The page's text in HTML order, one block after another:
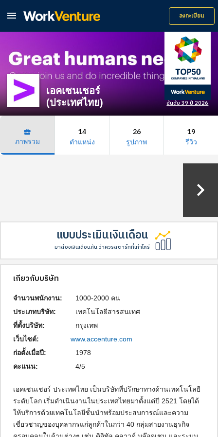
 ลงทะเบียน
อันดับ 39 ปี 2026
เอคเซนเชอร์
(ประเทศไทย)
business_center
ภาพรวม
14
ตำแหน่ง
26
รูปภาพ
19
รีวิว
keyboard_arrow_right
แบบประเมินเงินเดือน
มาส่องเงินเดือนกัน ว่าควรสตาร์ทที่เท่าไหร่
เกี่ยวกับบริษัท
จำนวนพนักงาน:
1000-2000 คน
ประเภทบริษัท:
เทคโนโลยีสารสนเทศ
ที่ตั้งบริษัท:
กรุงเทพ
เว็บไซต์:
www.accenture.com
ก่อตั้งเมื่อปี:
1978
คะแนน:
4/5
เอคเซนเชอร์ ประเทศไทย เป็นบริษัทที่ปรึกษาทางด้านเทคโนโลยี
ระดับโลก เริ่มดำเนินงานในประเทศไทยมาตั้งแต่ปี 2521 โดยได้
ให้บริการด้วยเทคโนโลยีชั้นนำพร้อมประสบการณ์และความ
เชี่ยวชาญของบุคลากรแก่ลูกค้าในกว่า 40 กลุ่มสายงานธุรกิจ